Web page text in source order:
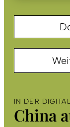
IN DER
China